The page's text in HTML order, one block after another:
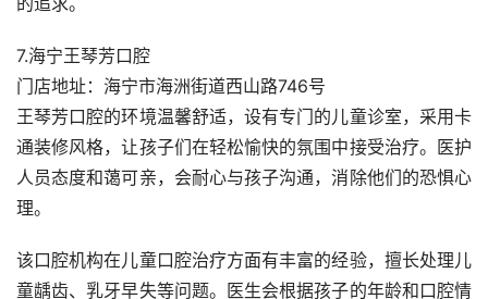
7.海宁王琴芳口腔
门店地址：海宁市海洲街道西山路746号
王琴芳口腔的环境温馨舒适，设有专门的儿童诊室，采用卡
通装修风格，让孩子们在轻松愉快的氛围中接受治疗。医护
人员态度和蔼可亲，会耐心与孩子沟通，消除他们的恐惧心
理。
该口腔机构在儿童口腔治疗方面有丰富的经验，擅长处理儿
童龋齿、乳牙早失等问题。医生会根据孩子的年龄和口腔情